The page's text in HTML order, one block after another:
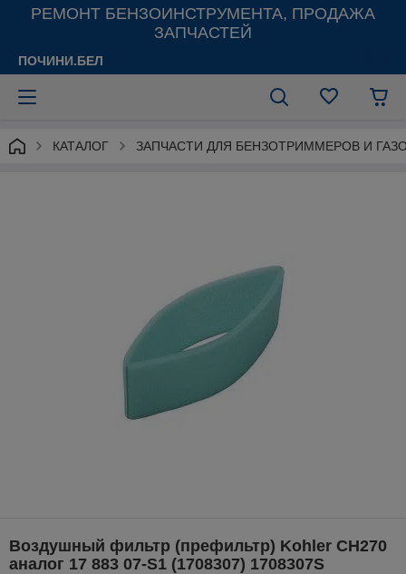
РЕМОНТ БЕНЗОИНСТРУМЕНТА, ПРОДАЖА
ЗАПЧАСТЕЙ
ПОЧИНИ.БЕЛ
КАТАЛОГ ЗАПЧАСТИ ДЛЯ БЕНЗОТРИММЕРОВ И
Воздушный фильтр (префильтр) Kohler CH270
аналог 17 883 07-S1 (1708307) 1708307S